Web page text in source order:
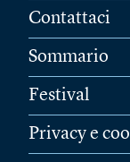
Contattaci
Sommario
Festival
Privacy e